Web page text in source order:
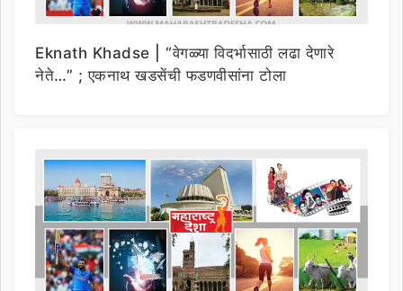
Eknath Khadse | “वेगळ्या विदर्भासाठी लढा देणारे
नेते…” ; एकनाथ खडसेंची फडणवीसांना टोला